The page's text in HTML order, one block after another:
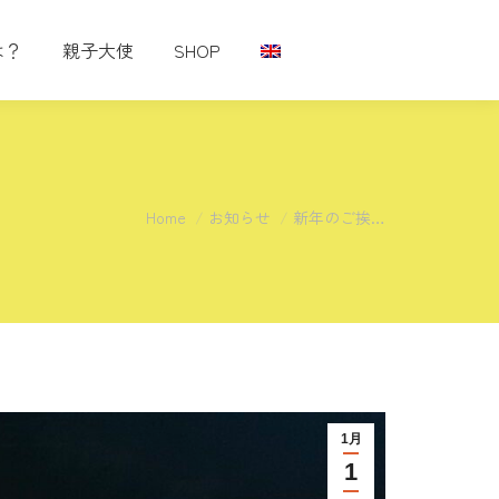
親子大使 SHOP
You are here:
Home お知らせ 新年のご挨…
1月
1